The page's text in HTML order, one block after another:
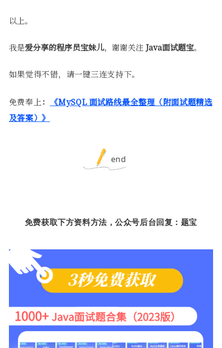
以上。
我是爱分享的程序员宝妹儿，谢谢关注 Java面试题宝。
如果觉得不错，请一键三连支持下。
免费奉上：
《MySQL 面试路线最全整理（附面试题精选
及答案）》
end
免费获取下方资料方法，公众号后台回复：题宝